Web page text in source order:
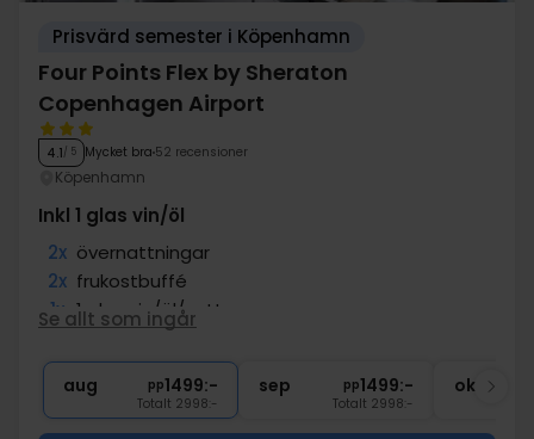
Prisvärd semester i Köpenhamn
Four Points Flex by Sheraton
Copenhagen Airport
4.1/ 5 Mycket bra 52 recensioner
Köpenhamn
Inkl 1 glas vin/öl
2x övernattningar
2x frukostbuffé
1x 1 glas vin/öl/vatten
kaffe att ta med
∞ Gratis parkering och internet
Se allt som ingår
aug pp1499:-
Totalt 2998:-
sep pp1499:-
Totalt 2998:-
okt